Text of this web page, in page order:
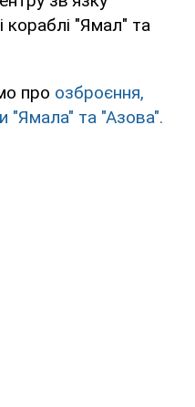
кораблі "Ямал" та
про озброєння,
"Ямала" та "Азова".